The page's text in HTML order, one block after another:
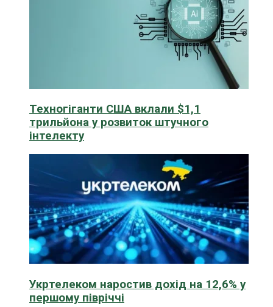
Техногіганти США вклали $1,1
трильйона у розвиток штучного
інтелекту
Укртелеком наростив дохід на 12,6% у
першому півріччі